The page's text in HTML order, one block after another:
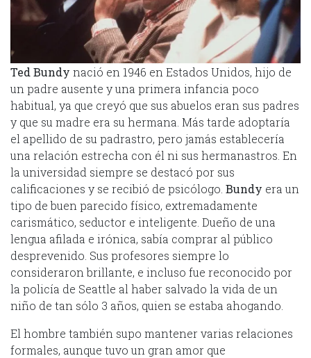
Ted Bundy nació en 1946 en Estados Unidos, hijo de
un padre ausente y una primera infancia poco
habitual, ya que creyó que sus abuelos eran sus padres
y que su madre era su hermana. Más tarde adoptaría
el apellido de su padrastro, pero jamás establecería
una relación estrecha con él ni sus hermanastros. En
la universidad siempre se destacó por sus
calificaciones y se recibió de psicólogo. Bundy era un
tipo de buen parecido físico, extremadamente
carismático, seductor e inteligente. Dueño de una
lengua afilada e irónica, sabía comprar al público
desprevenido. Sus profesores siempre lo
consideraron brillante, e incluso fue reconocido por
la policía de Seattle al haber salvado la vida de un
niño de tan sólo 3 años, quien se estaba ahogando.
El hombre también supo mantener varias relaciones
formales, aunque tuvo un gran amor que